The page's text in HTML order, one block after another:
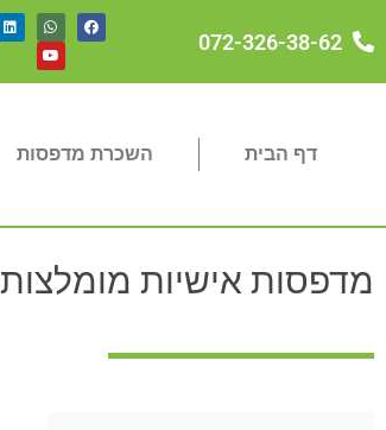
072-326-38-62
דף הבית השכרת מדפסות
מדפסות אישיות מומלצות